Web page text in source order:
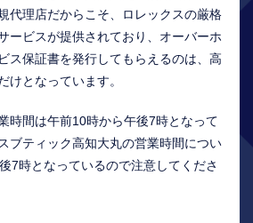
代理店だからこそ、ロレックスの厳格
ービスが提供されており、オーバーホ
ス保証書を発行してもらえるのは、高
けとなっています。
時間は午前10時から午後7時となって
ブティック高知大丸の営業時間につい
7時となっているので注意してくださ